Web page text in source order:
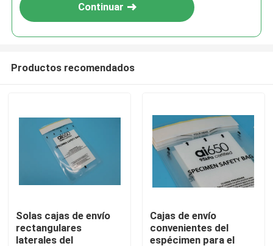
Continuar
Productos recomendados
Solas cajas de envío
rectangulares
laterales del
Cajas de envío
convenientes del
espécimen para el